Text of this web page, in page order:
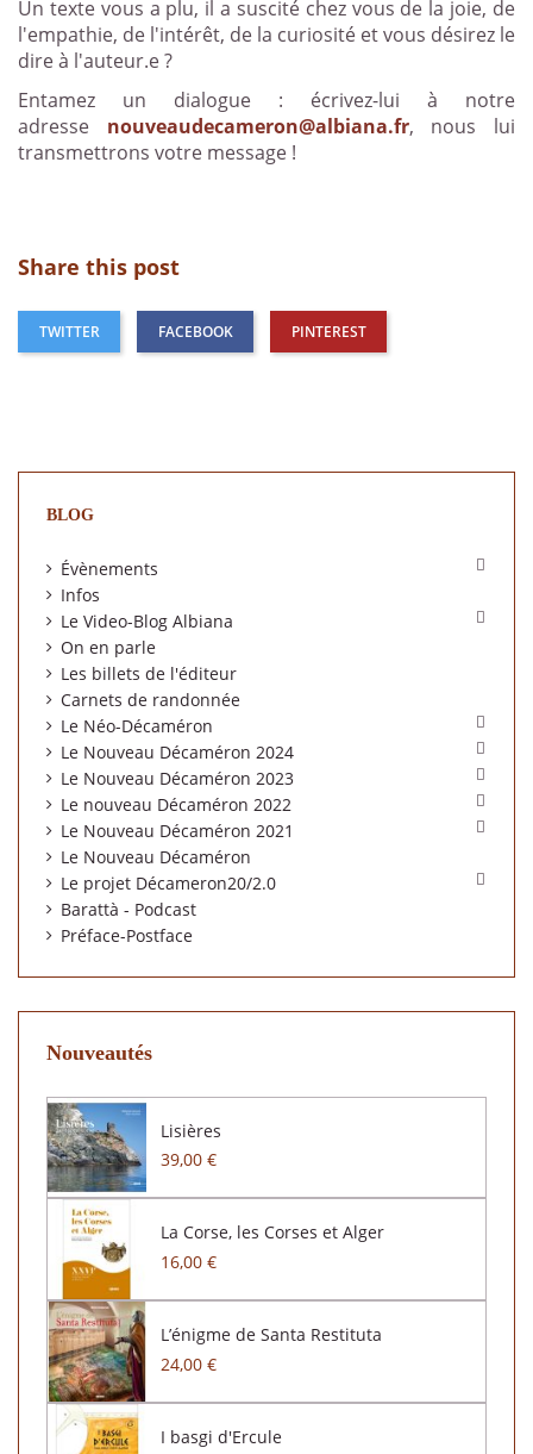
Un texte vous a plu, il a suscité chez vous de la joie, de
l'empathie, de l'intérêt, de la curiosité et vous désirez le
dire à l'auteur.e ?
Entamez un dialogue : écrivez-lui à notre
adresse nouveaudecameron@albiana.fr, nous lui
transmettrons votre message !
Share this post
TWITTER FACEBOOK PINTEREST
BLOG
Évènements 
Infos
Le Video-Blog Albiana

On en parle
Les billets de l'éditeur
Carnets de randonnée
Le Néo-Décaméron

Le Nouveau Décaméron 2024 
Le Nouveau Décaméron 2023 
Le nouveau Décaméron 2022 
Le Nouveau Décaméron 2021 
Le Nouveau Décaméron
Le projet Décameron20/2.0

Barattà - Podcast
Préface-Postface
Nouveautés
Lisières
39,00 €
La Corse, les Corses et Alger
16,00 €
L’énigme de Santa Restituta
24,00 €
I basgi d'Ercule